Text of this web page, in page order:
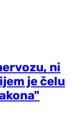
ni
je čelu